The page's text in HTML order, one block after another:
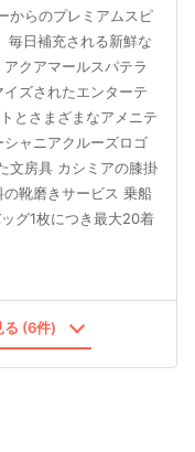
からのプレミアムスピ
毎日補充される新鮮な
クアマールスパテラ
ズされたエンターテ
とさまざまなアメニテ
ャニアクルーズロゴ
文房具 カシミアの膝掛
靴磨きサービス 乗船
グ1枚につき最大20着
る (6件)